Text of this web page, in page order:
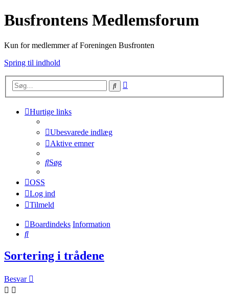
Busfrontens Medlemsforum
Kun for medlemmer af Foreningen Busfronten
Spring til indhold
Søg
Hurtige links
Ubesvarede indlæg
Aktive emner
Søg
OSS
Log ind
Tilmeld
Boardindeks Information
Søg
Sortering i trådene
Besvar